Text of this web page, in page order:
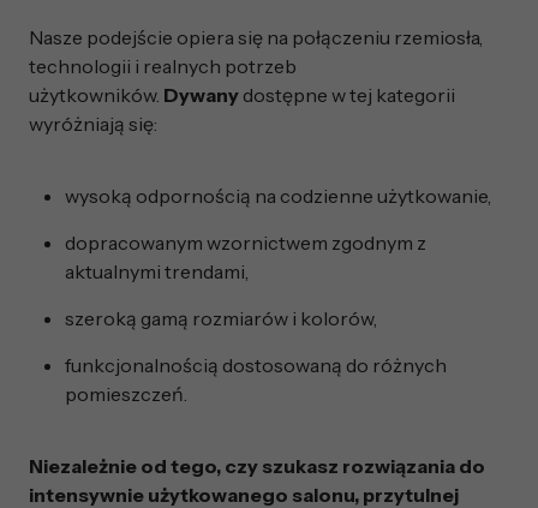
Nasze podejście opiera się na połączeniu rzemiosła,
technologii i realnych potrzeb
użytkowników. Dywany dostępne w tej kategorii
wyróżniają się:
wysoką odpornością na codzienne użytkowanie,
dopracowanym wzornictwem zgodnym z
aktualnymi trendami,
szeroką gamą rozmiarów i kolorów,
funkcjonalnością dostosowaną do różnych
pomieszczeń.
Niezależnie od tego, czy szukasz rozwiązania do
intensywnie użytkowanego salonu, przytulnej